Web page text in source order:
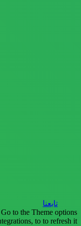
تابعنا
to the Theme options
to to refresh it.